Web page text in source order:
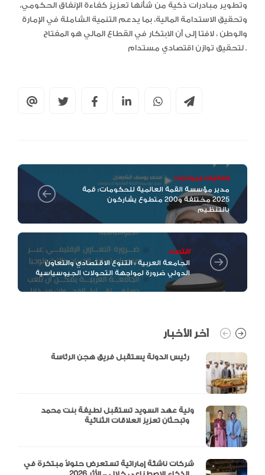
وتطوير مبادرات ذكية من شأنها تعزيز كفاءة الإنفاق الحكومي،
وتحقيق الاستدامة المالية، بما يدعم التنمية الشاملة في الإمارة
والوطن ، لافتا إلى أن الابتكار في القطاع المالي هو المفتاح
لتحقيق توازن اقتصادي مستدام .
فعاليات ومبادرات
مدير مؤسسة القمة العالمية للحكومات: قمة
2025 مختلفة و200 متطوع يشاركون
بالتنظيم
اقتصاد
الجامعة العربية : التنوع الاقتصادي والتعاون
الدولي ضرورة لمواجهة التحولات الجيوسياسية
آخر الأخبار
ولية عهد السويد تستقبل لطيفة بنت محمد
شركات ناشئة إماراتية تستعرض حلولاً مبتكرة في